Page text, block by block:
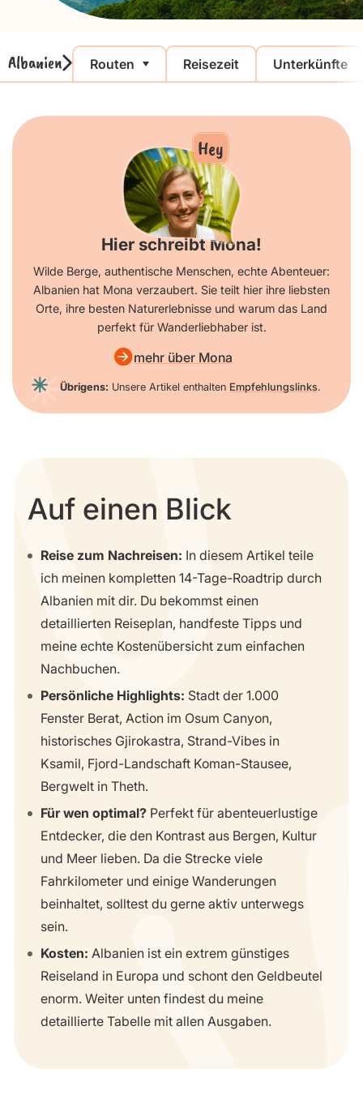
Albanien Routen Reisezeit Unterkünfte
Hey
Hier schreibt Mona!
Wilde Berge, authentische Menschen, echte Abenteuer:
Albanien hat Mona verzaubert. Sie teilt hier ihre liebsten
Orte, ihre besten Naturerlebnisse und warum das Land
perfekt für Wanderliebhaber ist.
mehr über Mona
Übrigens: Unsere Artikel enthalten Empfehlungslinks.
Auf einen Blick
Reise zum Nachreisen: In diesem Artikel teile
ich meinen kompletten 14-Tage-Roadtrip durch
Albanien mit dir. Du bekommst einen
detaillierten Reiseplan, handfeste Tipps und
meine echte Kostenübersicht zum einfachen
Nachbuchen.
Persönliche Highlights: Stadt der 1.000
Fenster Berat, Action im Osum Canyon,
historisches Gjirokastra, Strand-Vibes in
Ksamil, Fjord-Landschaft Koman-Stausee,
Bergwelt in Theth.
Für wen optimal? Perfekt für abenteuerlustige
Entdecker, die den Kontrast aus Bergen, Kultur
und Meer lieben. Da die Strecke viele
Fahrkilometer und einige Wanderungen
beinhaltet, solltest du gerne aktiv unterwegs
sein.
Kosten: Albanien ist ein extrem günstiges
Reiseland in Europa und schont den Geldbeutel
enorm. Weiter unten findest du meine
detaillierte Tabelle mit allen Ausgaben.